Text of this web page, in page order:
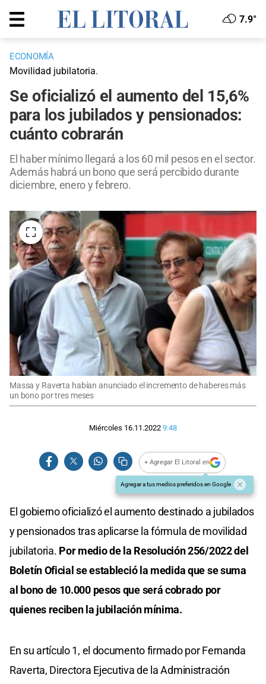
7.9°
ECONOMÍA
Movilidad jubilatoria.
Se oficializó el aumento del 15,6%
para los jubilados y pensionados:
cuánto cobrarán
El haber mínimo llegará a los 60 mil pesos en el sector.
Además habrá un bono que será percibido durante
diciembre, enero y febrero.
Massa y Raverta habían anunciado el incremento de haberes más
un bono por tres meses
Miércoles 16.11.2022 9:48
+ Agregar El Litoral en
Agregar a tus medios preferidos en Google
El gobierno oficializó el aumento destinado a jubilados
y pensionados tras aplicarse la fórmula de movilidad
jubilatoria. Por medio de la Resolución 256/2022 del
Boletín Oficial se estableció la medida que se suma
al bono de 10.000 pesos que será cobrado por
quienes reciben la jubilación mínima.
En su artículo 1, el documento firmado por Fernanda
Raverta, Directora Ejecutiva de la Administración